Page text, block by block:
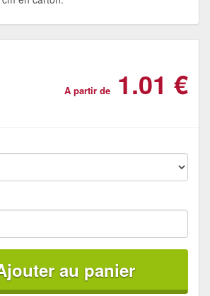
A partir de 1.01 €
au panier